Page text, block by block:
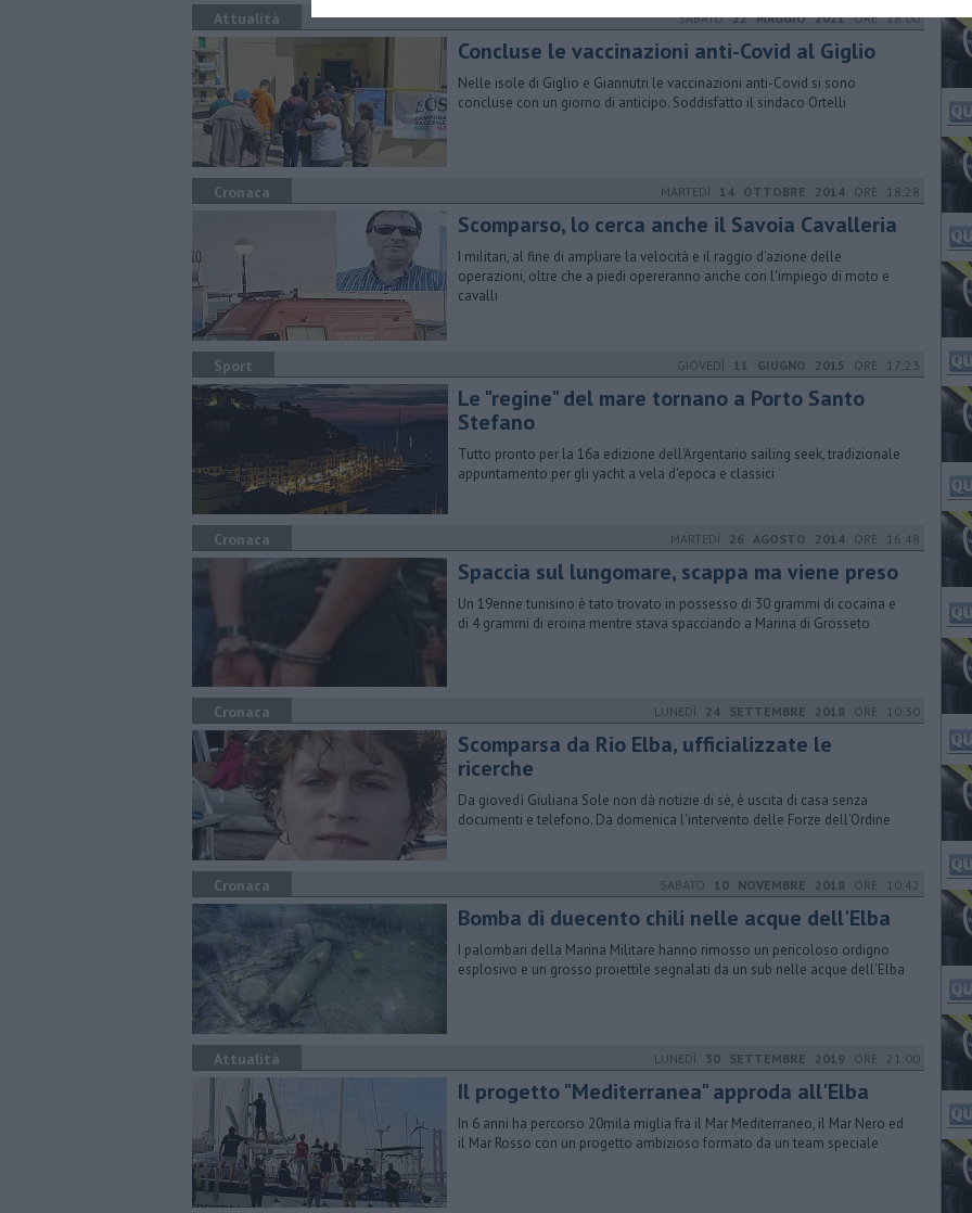
Attualità SABATO22 MAGGIO 2021ORE 18:00
Concluse le vaccinazioni anti-Covid al Giglio
Nelle isole di Giglio e Giannutri le vaccinazioni anti-Covid si sono
concluse con un giorno di anticipo. Soddisfatto il sindaco Ortelli
Cronaca MARTEDÌ 14 OTTOBRE 2014 ORE 18:28
Scomparso, lo cerca anche il Savoia Cavalleria
I militari, al fine di ampliare la velocità e il raggio d'azione delle
operazioni, oltre che a piedi opereranno anche con l'impiego di moto e
cavalli
Sport GIOVEDÌ 11 GIUGNO 2015 ORE 17:23
Le "regine" del mare tornano a Porto Santo
Stefano
Tutto pronto per la 16a edizione dell'Argentario sailing seek, tradizionale
appuntamento per gli yacht a vela d'epoca e classici
Cronaca MARTEDÌ 26 AGOSTO 2014 ORE 16:48
Spaccia sul lungomare, scappa ma viene preso
​Un 19enne tunisino è tato trovato in possesso di 30 grammi di cocaina e
di 4 grammi di eroina mentre stava spacciando a Marina di Grosseto
Cronaca LUNEDÌ 24 SETTEMBRE 2018 ORE 10:30
Scomparsa da Rio Elba, ufficializzate le
ricerche
Da giovedì Giuliana Sole non dà notizie di sè, è uscita di casa senza
documenti e telefono. Da domenica l'intervento delle Forze dell'Ordine
Cronaca SABATO 10 NOVEMBRE 2018 ORE 10:42
Bomba di duecento chili nelle acque dell'Elba
I palombari della Marina Militare hanno rimosso un pericoloso ordigno
esplosivo e un grosso proiettile segnalati da un sub nelle acque dell'Elba
Attualità LUNEDÌ 30 SETTEMBRE 2019 ORE 21:00
Il progetto "Mediterranea" approda all'Elba
In 6 anni ha percorso 20mila miglia fra il Mar Mediterraneo, il Mar Nero ed
il Mar Rosso con un progetto ambizioso formato da un team speciale